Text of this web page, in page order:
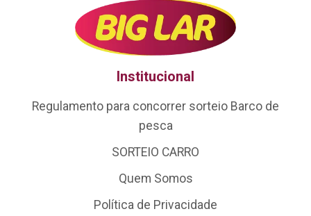
Institucional
Regulamento para concorrer sorteio Barco de
pesca
SORTEIO CARRO
Quem Somos
Política de Privacidade